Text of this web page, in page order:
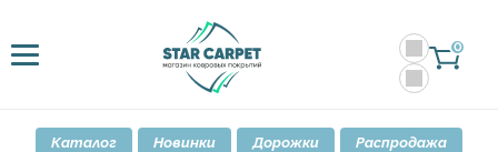
0
Каталог Новинки Дорожки Распродажа